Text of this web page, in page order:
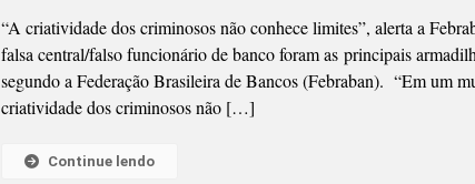
“A criatividade dos criminosos não conhece limites”, alerta a
falsa central/falso funcionário de banco foram as principais
segundo a Federação Brasileira de Bancos (Febraban). “Em um
criatividade dos criminosos não […]
Continue lendo